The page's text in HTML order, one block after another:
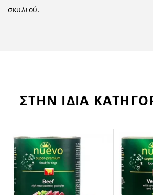
σκυλιού.
ΣΤΗΝ ΙΔΙΑ